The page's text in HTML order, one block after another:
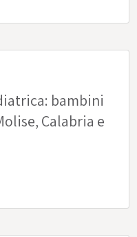
bambini
Calabria e